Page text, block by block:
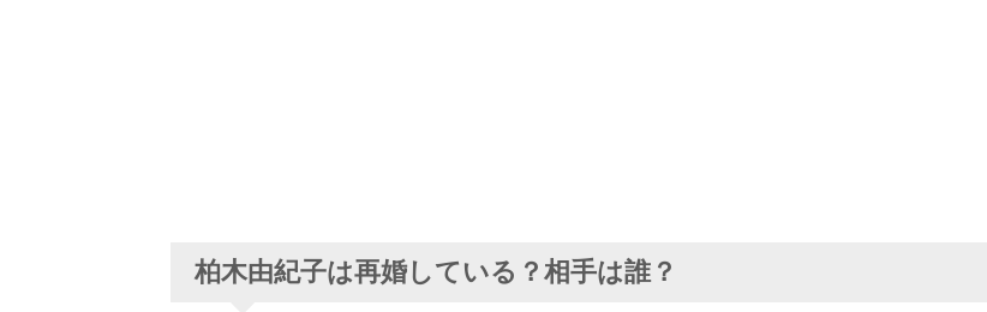
柏木由紀子は再婚している？相手は誰？